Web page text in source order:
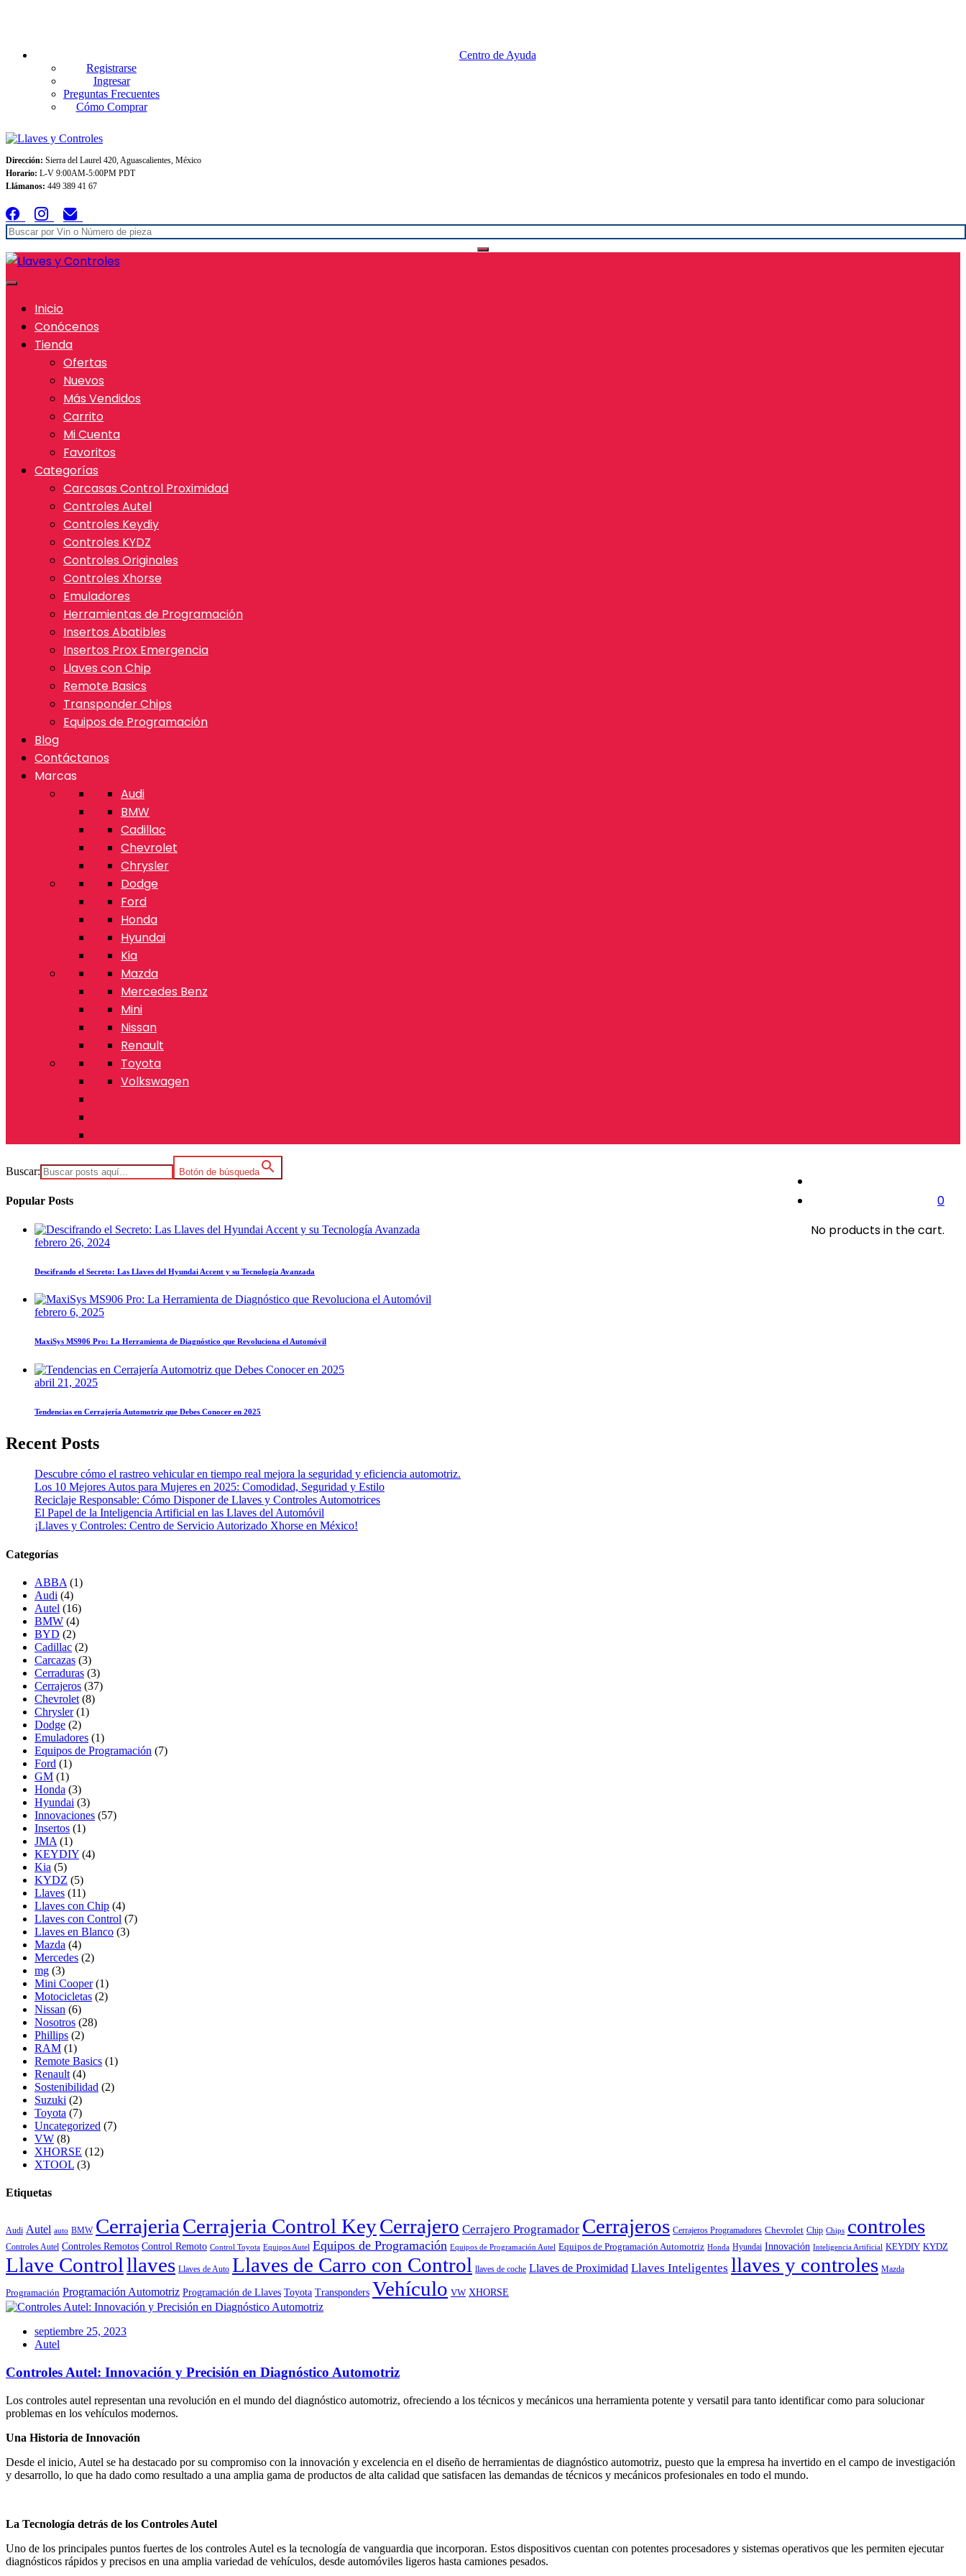
Centro de Ayuda
Registrarse
Ingresar
Preguntas Frecuentes
Cómo Comprar
Dirección: Sierra del Laurel 420, Aguascalientes, México
Horario: L-V 9:00AM-5:00PM PDT
Llámanos: 449 389 41 67
Inicio
Conócenos
Tienda
Ofertas
Nuevos
Más Vendidos
Carrito
Mi Cuenta
Favoritos
Categorías
Carcasas Control Proximidad
Controles Autel
Controles Keydiy
Controles KYDZ
Controles Originales
Controles Xhorse
Emuladores
Herramientas de Programación
Insertos Abatibles
Insertos Prox Emergencia
Llaves con Chip
Remote Basics
Transponder Chips
Equipos de Programación
Blog
Contáctanos
Marcas
Audi
BMW
Cadillac
Chevrolet
Chrysler
Dodge
Ford
Honda
Hyundai
Kia
Mazda
Mercedes Benz
Mini
Nissan
Renault
Toyota
Volkswagen
0
No products in the cart.
Buscar: Botón de búsqueda
Popular Posts
febrero 26, 2024
Descifrando el Secreto: Las Llaves del Hyundai Accent y su Tecnología Avanzada
febrero 6, 2025
MaxiSys MS906 Pro: La Herramienta de Diagnóstico que Revoluciona el Automóvil
abril 21, 2025
Tendencias en Cerrajería Automotriz que Debes Conocer en 2025
Recent Posts
Descubre cómo el rastreo vehicular en tiempo real mejora la seguridad y eficiencia automotriz.
Los 10 Mejores Autos para Mujeres en 2025: Comodidad, Seguridad y Estilo
Reciclaje Responsable: Cómo Disponer de Llaves y Controles Automotrices
El Papel de la Inteligencia Artificial en las Llaves del Automóvil
¡Llaves y Controles: Centro de Servicio Autorizado Xhorse en México!
Categorías
ABBA (1)
Audi (4)
Autel (16)
BMW (4)
BYD (2)
Cadillac (2)
Carcazas (3)
Cerraduras (3)
Cerrajeros (37)
Chevrolet (8)
Chrysler (1)
Dodge (2)
Emuladores (1)
Equipos de Programación (7)
Ford (1)
GM (1)
Honda (3)
Hyundai (3)
Innovaciones (57)
Insertos (1)
JMA (1)
KEYDIY (4)
Kia (5)
KYDZ (5)
Llaves (11)
Llaves con Chip (4)
Llaves con Control (7)
Llaves en Blanco (3)
Mazda (4)
Mercedes (2)
mg (3)
Mini Cooper (1)
Motocicletas (2)
Nissan (6)
Nosotros (28)
Phillips (2)
RAM (1)
Remote Basics (1)
Renault (4)
Sostenibilidad (2)
Suzuki (2)
Toyota (7)
Uncategorized (7)
VW (8)
XHORSE (12)
XTOOL (3)
Etiquetas
Audi Autel auto BMW Cerrajeria Cerrajeria Control KeyCerrajero Cerrajero Programador Cerrajeros Cerrajeros Programadores Chevrolet Chip Chips controles
Controles Autel Controles Remotos Control Remoto Control Toyota Equipos Autel Equipos de Programación Equipos de Programación Autel Equipos de Programación Automotriz Honda Hyundai Innovación Inteligencia Artificial KEYDIY KYDZ
Llave Controlllaves Llaves de Auto Llaves de Carro con Control llaves de coche Llaves de Proximidad Llaves Inteligentes llaves y controles Mazda
Programación Programación Automotriz Programación de Llaves Toyota Transponders Vehículo VW XHORSE
septiembre 25, 2023
Autel
Controles Autel: Innovación y Precisión en Diagnóstico Automotriz
Los controles autel representan una revolución en el mundo del diagnóstico automotriz, ofreciendo a los técnicos y mecánicos una herramienta potente y versatil para tanto identificar como para solucionar
problemas en los vehículos modernos.
Una Historia de Innovación
Desde el inicio, Autel se ha destacado por su compromiso con la innovación y excelencia en el diseño de herramientas de diagnóstico automotriz, puesto que la empresa ha invertido en el campo de investigación
y desarrollo, lo que ha dado como resultado a una amplia gama de productos de alta calidad que satisfacen las demandas de técnicos y mecánicos profesionales en todo el mundo.
La Tecnología detrás de los Controles Autel
Uno de los principales puntos fuertes de los controles Autel es la tecnología de vanguardia que incorporan. Estos dispositivos cuentan con potentes procesadores y sistemas operativos que les permiten ejecutar
diagnósticos rápidos y precisos en una amplia variedad de vehículos, desde automóviles ligeros hasta camiones pesados.